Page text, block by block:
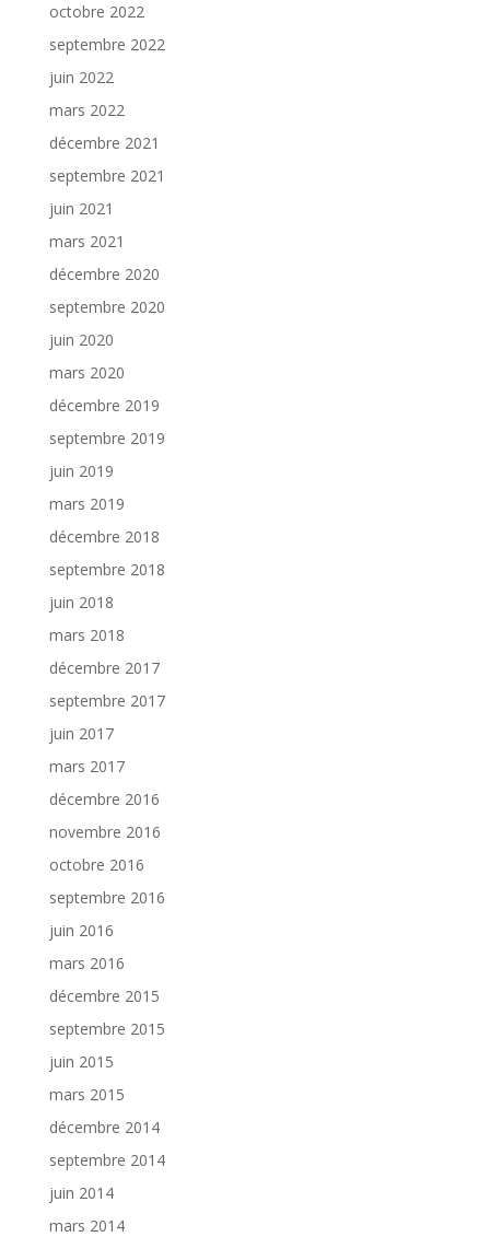
octobre 2022
septembre 2022
juin 2022
mars 2022
décembre 2021
septembre 2021
juin 2021
mars 2021
décembre 2020
septembre 2020
juin 2020
mars 2020
décembre 2019
septembre 2019
juin 2019
mars 2019
décembre 2018
septembre 2018
juin 2018
mars 2018
décembre 2017
septembre 2017
juin 2017
mars 2017
décembre 2016
novembre 2016
octobre 2016
septembre 2016
juin 2016
mars 2016
décembre 2015
septembre 2015
juin 2015
mars 2015
décembre 2014
septembre 2014
juin 2014
mars 2014